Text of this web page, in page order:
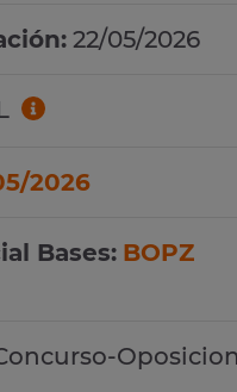
22/05/2026
2026
Bases: BOPZ
Oposicion